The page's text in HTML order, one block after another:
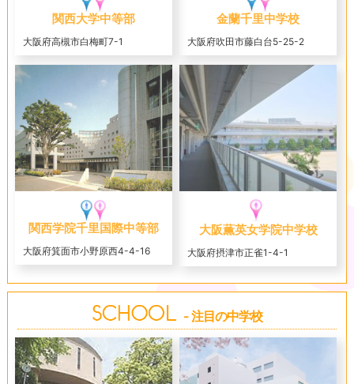
関西大学中等部
大阪府高槻市白梅町7-1
金蘭千里中学校
大阪府吹田市藤白台5-25-2
関西学院千里国際中等部
大阪府箕面市小野原西4-4-16
大阪薫英女学院中学校
大阪府摂津市正雀1-4-1
- 注目の中学校